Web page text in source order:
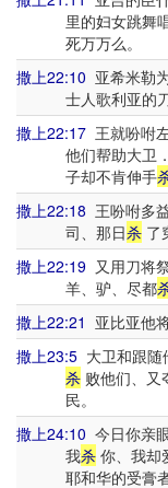
里的妇女跳舞
死万万么。
撒上22:10 亚希米勒
士人歌利亚的刀
撒上22:17 王就吩咐
他们帮助大卫
子却不肯伸手
撒上22:18 王吩咐多
司、那日杀了
撒上22:19 又用刀将
羊、驴、尽都
撒上22:21 亚比亚他
撒上23:5 大卫和跟
杀败他们、又
民。
撒上24:10 今日你亲
我杀你、我却
耶和华的受膏者